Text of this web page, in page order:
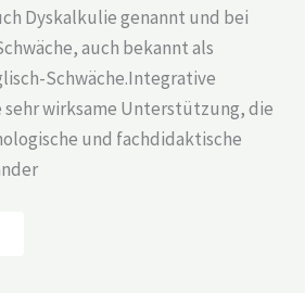
Dyskalkulie genannt und bei
auch bekannt als
Schwäche.Integrative
sehr wirksame Unterstützung, die
und fachdidaktische